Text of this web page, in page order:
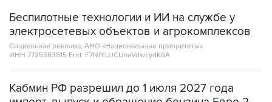
Социальная реклама, АНО «Национальные приоритеты».
ИНН 7725383515 Erid: F7NfYUJCUneVdwcydK6A
Кабмин РФ разрешил до 1 июля 2027 года
Евро 3, Евро 4